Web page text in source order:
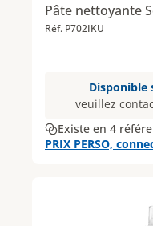
Pâte nettoyante
Réf. P702IKU
Disponible
veuillez
Existe en 4
PRIX PERSO,